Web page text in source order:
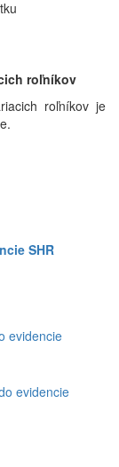
roľníkov
roľníkov je
SHR
evidencie
evidencie